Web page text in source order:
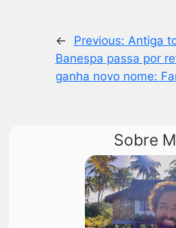
← Previous: Antiga
Banespa passa por
ganha novo nome:
Sobre